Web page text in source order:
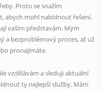
Proto se snažím
abych mohl nabídnout řešení,
vašim představám. Mým
a bezproblémový proces, ať už
pronajímáte.
vzdělávám a sleduji aktuální
ty nejlepší služby. Mám